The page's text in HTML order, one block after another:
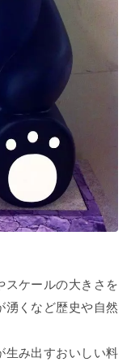
スケールの大きさを
湧くなど歴史や自然
生み出すおいしい料